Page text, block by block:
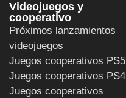
Videojuegos y
cooperativo
Próximos lanzamientos
videojuegos
Juegos cooperativos PS5
Juegos cooperativos PS4
Juegos cooperativos